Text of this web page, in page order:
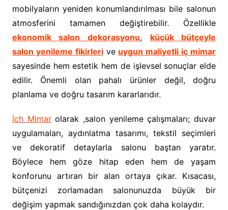
mobilyaların yeniden konumlandırılması bile salonun
atmosferini tamamen değiştirebilir. Özellikle
ekonomik salon dekorasyonu, küçük bütçeyle
salon yenileme fikirlerive uygun maliyetli iç mimar
sayesinde hem estetik hem de işlevsel sonuçlar elde
edilir. Önemli olan pahalı ürünler değil, doğru
planlama ve doğru tasarım kararlarıdır.
İch Mimarolarak ,salon yenileme çalışmaları; duvar
uygulamaları, aydınlatma tasarımı, tekstil seçimleri
ve dekoratif detaylarla salonu baştan yaratır.
Böylece hem göze hitap eden hem de yaşam
konforunu artıran bir alan ortaya çıkar. Kısacası,
bütçenizi zorlamadan salonunuzda büyük bir
değişim yapmak sandığınızdan çok daha kolaydır.